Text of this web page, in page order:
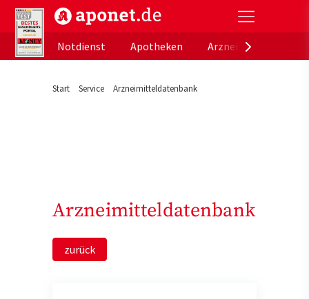
aponet.de - Das offizielle Gesundheitsportal der
Notdienst
Apotheken
Start Service Arzneimitteldatenbank
Arzneimitteldatenbank
zurück